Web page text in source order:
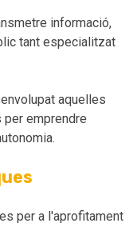
informació,
tant especialitzat
aquelles
emprendre
per a l'aprofitament